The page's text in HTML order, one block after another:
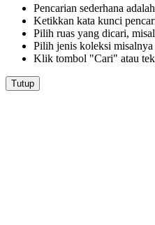
Pencarian sederhana
Ketikkan kata kunci
Pilih ruas yang dicari,
Pilih jenis koleksi
Klik tombol "Cari" atau
Tutup